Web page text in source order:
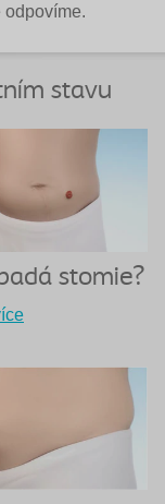
odpovíme.
stavu
stomie?